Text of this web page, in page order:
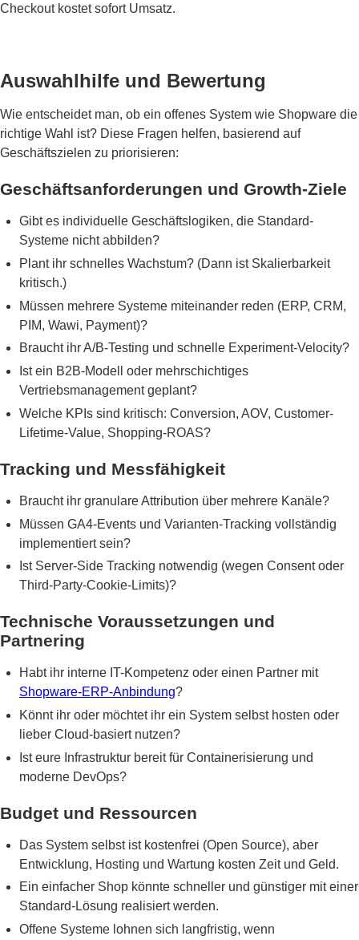
Checkout kostet sofort Umsatz.
Auswahlhilfe und Bewertung
Wie entscheidet man, ob ein offenes System wie Shopware die
richtige Wahl ist? Diese Fragen helfen, basierend auf
Geschäftszielen zu priorisieren:
Geschäftsanforderungen und Growth-Ziele
Gibt es individuelle Geschäftslogiken, die Standard-
Systeme nicht abbilden?
Plant ihr schnelles Wachstum? (Dann ist Skalierbarkeit
kritisch.)
Müssen mehrere Systeme miteinander reden (ERP, CRM,
PIM, Wawi, Payment)?
Braucht ihr A/B-Testing und schnelle Experiment-Velocity?
Ist ein B2B-Modell oder mehrschichtiges
Vertriebsmanagement geplant?
Welche KPIs sind kritisch: Conversion, AOV, Customer-
Lifetime-Value, Shopping-ROAS?
Tracking und Messfähigkeit
Braucht ihr granulare Attribution über mehrere Kanäle?
Müssen GA4-Events und Varianten-Tracking vollständig
implementiert sein?
Ist Server-Side Tracking notwendig (wegen Consent oder
Third-Party-Cookie-Limits)?
Technische Voraussetzungen und
Partnering
Habt ihr interne IT-Kompetenz oder einen Partner mit
Shopware-ERP-Anbindung?
Könnt ihr oder möchtet ihr ein System selbst hosten oder
lieber Cloud-basiert nutzen?
Ist eure Infrastruktur bereit für Containerisierung und
moderne DevOps?
Budget und Ressourcen
Das System selbst ist kostenfrei (Open Source), aber
Entwicklung, Hosting und Wartung kosten Zeit und Geld.
Ein einfacher Shop könnte schneller und günstiger mit einer
Standard-Lösung realisiert werden.
Offene Systeme lohnen sich langfristig, wenn